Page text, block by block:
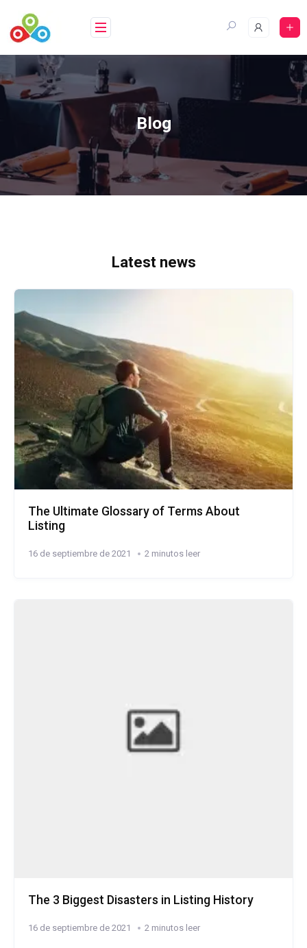
Blog
Latest news
The Ultimate Glossary of Terms About
Listing
16 de septiembre de 2021 2 minutos leer
The 3 Biggest Disasters in Listing History
16 de septiembre de 2021 2 minutos leer